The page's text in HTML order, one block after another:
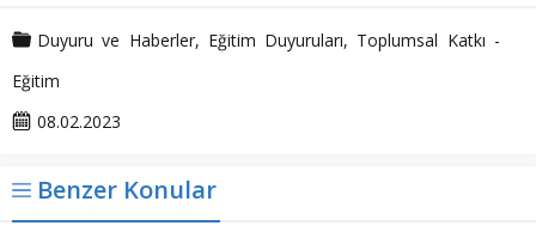
Duyuru ve Haberler, Eğitim Duyuruları, Toplumsal Katkı -
Eğitim
08.02.2023
Benzer Konular